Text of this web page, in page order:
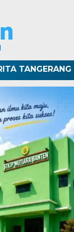
TANGERANG